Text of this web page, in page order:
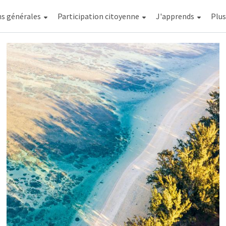
générales Participation citoyenne J'apprends Plus